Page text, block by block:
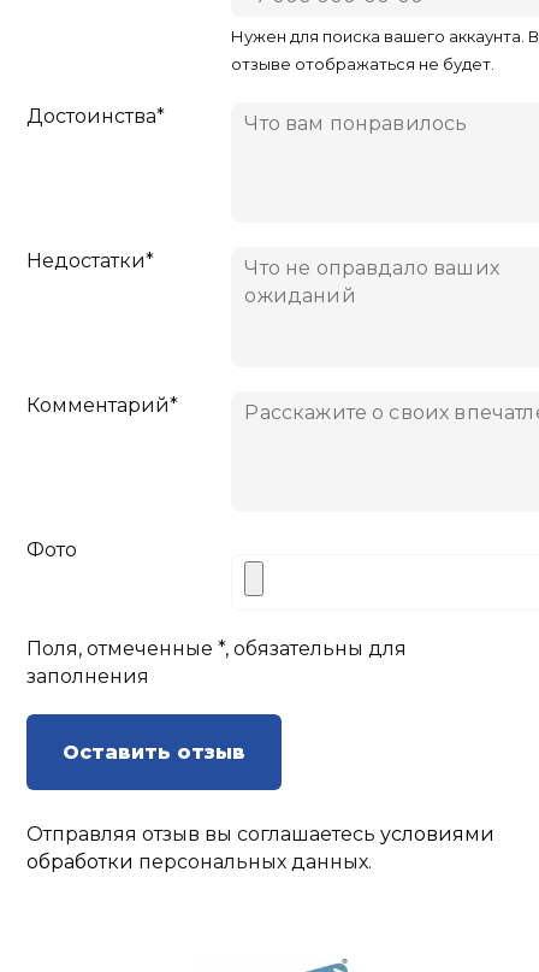
Нужен для поиска вашего аккаунта. В
отзыве отображаться не будет.
Достоинства*
Недостатки*
Комментарий*
Фото
Поля, отмеченные *, обязательны для
заполнения
Оставить отзыв
Отправляя отзыв вы соглашаетесьусловиями
обработки персональных данных.